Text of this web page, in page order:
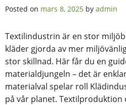
Posted on mars 8, 2025 by admin
Textilindustrin är en stor
kläder gjorda av mer
stor skillnad. Här får du en
materialdjungeln – det är
materialval spelar roll
på vår planet.